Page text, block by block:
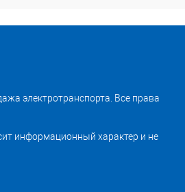
электротранспорта. Все права
информационный характер и не